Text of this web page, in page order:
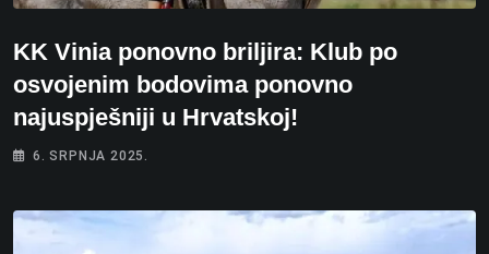
KK Vinia ponovno briljira: Klub po
osvojenim bodovima ponovno
najuspješniji u Hrvatskoj!
6. SRPNJA 2025.